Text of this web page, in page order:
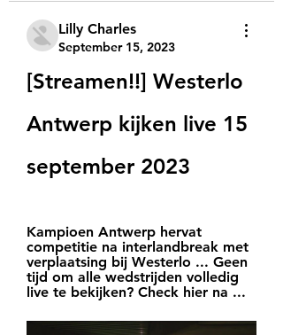
Lilly Charles
September 15, 2023
[Streamen!!] Westerlo
Antwerp kijken live 15
september 2023
Kampioen Antwerp hervat
competitie na interlandbreak met
verplaatsing bij Westerlo ... Geen
tijd om alle wedstrijden volledig
live te bekijken? Check hier na ...